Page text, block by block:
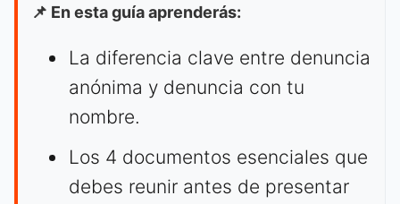
📌 En esta guía aprenderás:
La diferencia clave entre denuncia
anónima y denuncia con tu
nombre.
Los 4 documentos esenciales que
debes reunir antes de presentar